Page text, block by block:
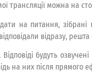
можна на
на питання, зібрані
відразу,
будуть
на них після прямого